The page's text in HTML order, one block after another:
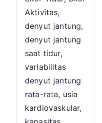
Aktivitas,
denyut jantung,
denyut jantung
saat tidur,
variabilitas
denyut jantung
rata-rata, usia
kardiovaskular,